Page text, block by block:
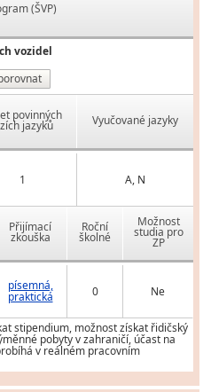
(ŠVP)
vozidel
povinných
jazyků Vyučované jazyky
1 A, N
Přijímací
zkouška
Roční
školné
Možnost
studia pro
ZP
písemná,
praktická 0 Ne
stipendium, možnost získat řidičský
pobyty v zahraničí, účast na
v reálném pracovním